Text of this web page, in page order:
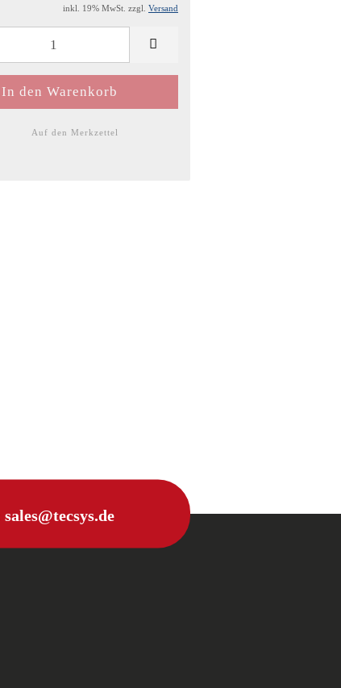
inkl. 19% MwSt. zzgl. Versand
Auf den Merkzettel
sales@tecsys.de